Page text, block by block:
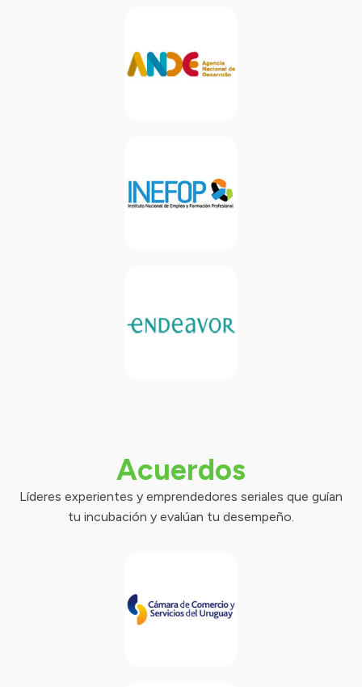
Acuerdos
Líderes experientes y emprendedores seriales que guían
tu incubación y evalúan tu desempeño.